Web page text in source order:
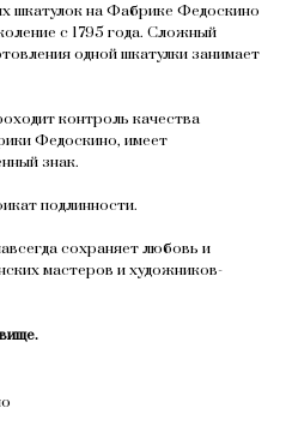
шкатулок на Фабрике Федоскино
с 1795 года. Сложный
одной шкатулки занимает
контроль качества
Федоскино, имеет
знак.
подлинности.
сохраняет любовь и
мастеров и художников-